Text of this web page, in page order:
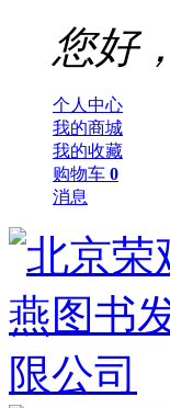
您好
个人中心
我的商城
我的收藏
购物车 0
消息